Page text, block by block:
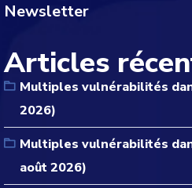
Newsletter
Articles
Multiples vulnérabilités
2026)
Multiples vulnérabilités
août 2026)